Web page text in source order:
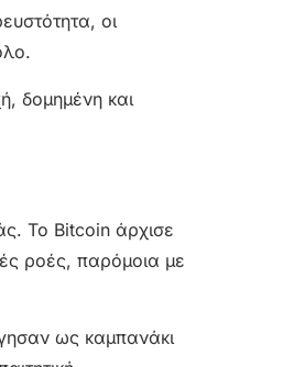
οι
δομημένη και
Το Bitcoin άρχισε
ροές, παρόμοια με
ως καμπανάκι